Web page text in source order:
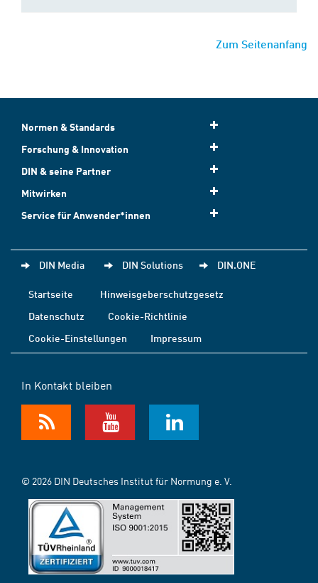
Zum Seitenanfang
Normen & Standards
Forschung & Innovation
DIN & seine Partner
Mitwirken
Service für Anwender*innen
DIN Media DIN Solutions DIN.ONE
Startseite
Hinweisgeberschutzgesetz
Datenschutz
Cookie-Richtlinie
Cookie-Einstellungen
Impressum
In Kontakt bleiben
© 2026 DIN Deutsches Institut für Normung e. V.